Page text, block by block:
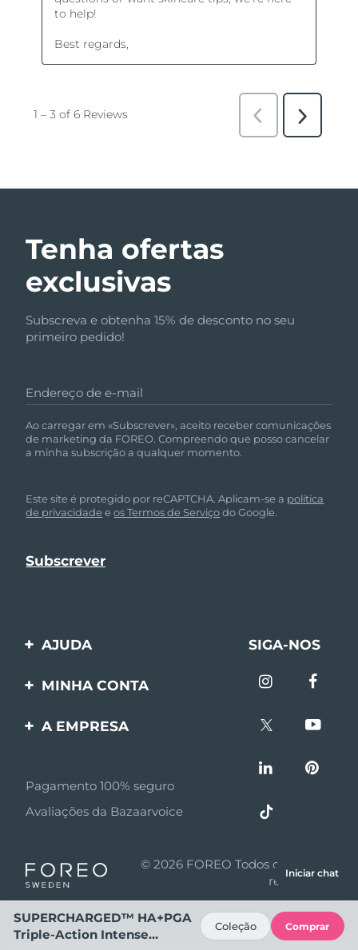
Tenha ofertas
exclusivas
Subscreva e obtenha 15% de desconto no seu
primeiro pedido!
Endereço de e-mail
Ao carregar em «Subscrever», aceito receber comunicações
de marketing da FOREO. Compreendo que posso cancelar
a minha subscrição a qualquer momento.
Este site é protegido por reCAPTCHA. Aplicam-se a política
de privacidade eos Termos de Serviçodo Google.
AJUDA
Entre em contato
SIGA-NOS
MINHA CONTA
Registro de produto
A EMPRESA
Afiliados
Notícias de afiliados
Parceiro minoritário
Termos de uso
Política de privacidade
Pagamento 100% seguro
Avaliações da Bazaarvoice
© 2026 FOREO Todos os direitos
reservados
Iniciar chat
SUPERCHARGED™ HA+PGA
Triple-Action Intense
Coleção Comprar